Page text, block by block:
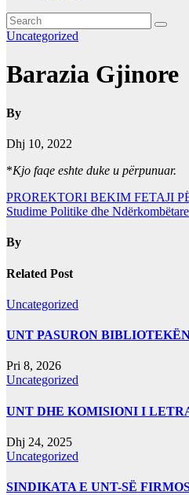
Uncategorized
Barazia Gjinore
By
Dhj 10, 2022
*Kjo faqe eshte duke u përpunuar.
Lëvizje
te
postimet
PROREKTORI BEKIM FETAJI
Studime Politike dhe
By
Related Post
Uncategorized
UNT PASURON
Pri 8, 2026
Uncategorized
UNT DHE KOMISIONI I
Dhj 24, 2025
Uncategorized
SINDIKATA E UNT-SË